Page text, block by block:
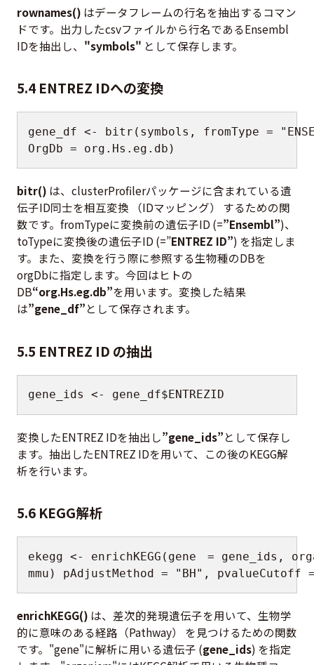
rownames() はデータフレームの行名を抽出するコマン
ドです。出力したcsvファイルから行名であるEnsembl
IDを抽出し、 "symbols" として保存します。
5.4 ENTREZ IDへの変換
gene_df <- bitr ( symbols , fromType =
OrgDb = org.Hs.eg.db )
bitr() は、clusterProfilerパッケージに含まれている遺
伝子ID同士を相互変換 （IDマッピング） するための関
数です。fromTypeに変換前の遺伝子ID (=”Ensembl”)、
toTypeに変換後の遺伝子ID (=”ENTREZ ID”) を指定しま
す。また、変換を行う際に参照する生物種のDBを
orgDbに指定します。今回はヒトの
DB“org.Hs.eg.db”を用います。変換した結果
は”gene_df”として保存されます。
5.5 ENTREZ ID の抽出
gene_ids <- gene_df$ ENTREZID
変換したENTREZ IDを抽出し”gene_ids”として保存し
ます。抽出したENTREZ IDを用いて、この後のKEGG解
析を行います。
5.6 KEGG解析
ekegg <- enrichKEGG ( gene = gene_ids ,
mmu ) pAdjustMethod = "BH" , pvalueCutoff
enrichKEGG() は、差次的発現遺伝子を用いて、生物学
的に意味のある経路（Pathway） を見つけるための関数
です。"gene"に解析に用いる遺伝子 (gene_ids) を指定